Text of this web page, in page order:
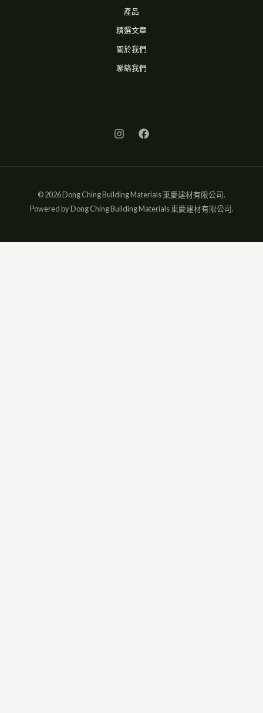
產品
精選文章
關於我們
聯絡我們
© 2026 Dong Ching Building Materials 東慶建材有限公司.
Powered by Dong Ching Building Materials 東慶建材有限公司.